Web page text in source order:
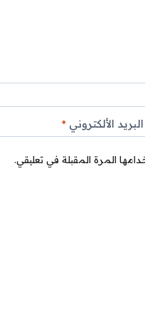
البريد الألكتروني *
المرة المقبلة في تعليقي.